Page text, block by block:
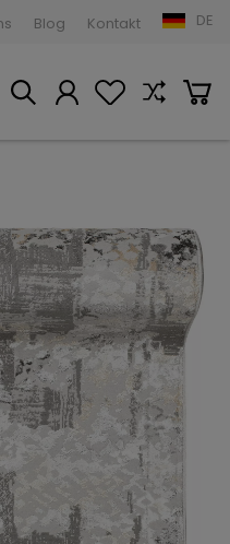
Blog Kontakt DE